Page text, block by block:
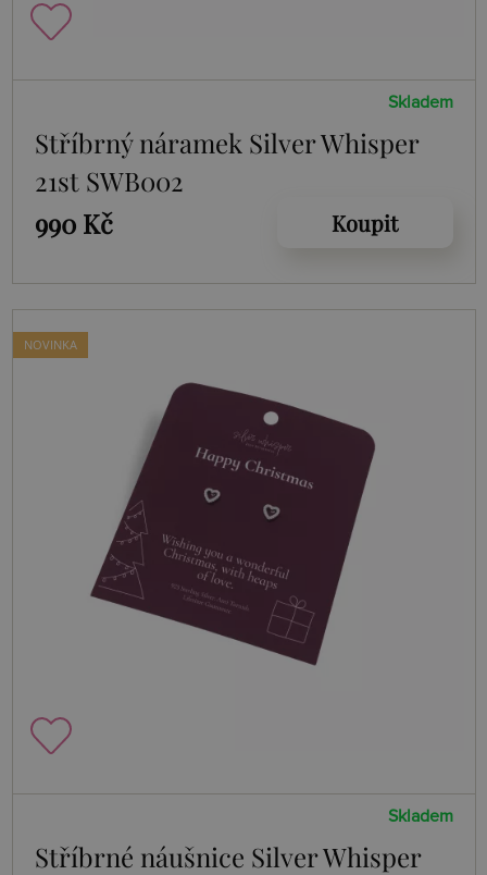
Skladem
Stříbrný náramek Silver Whisper
21st SWB002
990 Kč
Koupit
NOVINKA
Skladem
Stříbrné náušnice Silver Whisper